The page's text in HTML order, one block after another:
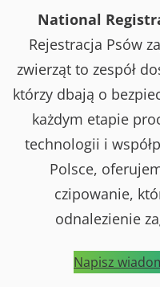
National
Rejestracja Psów
zwierząt to zespół
którzy dbają o
każdym etapie
technologii i
Polsce,
czipowanie,
odnalezienie
Napisz